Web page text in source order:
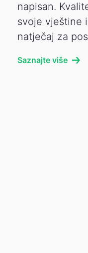
napisan.
svoje vještine
natječaj za
Saznajte više